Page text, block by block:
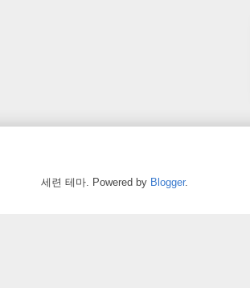
세련 테마. Powered by Blogger.